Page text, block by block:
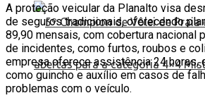
A proteção veicular da Planalto visa
de seguros tradicionais, oferecendo
89,90 mensais, com cobertura nacional
de incidentes, como furtos, roubos e
empresa oferece assistência 24 horas,
como guincho e auxílio em casos de
problemas com o veículo.